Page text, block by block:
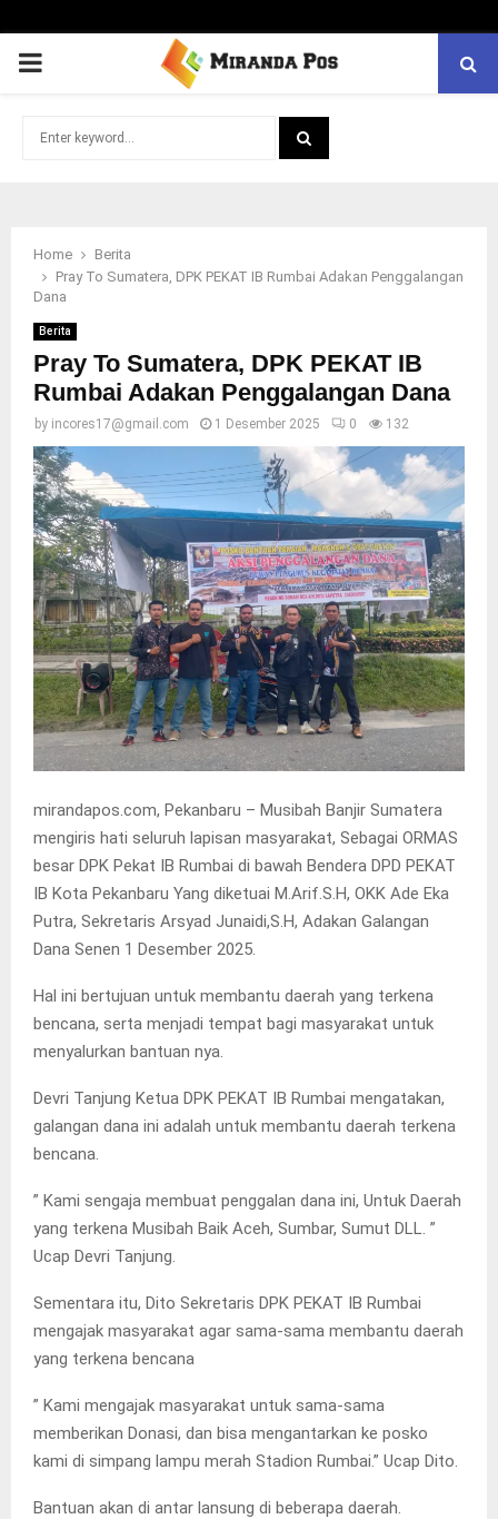
PRIMARY
Home
Berita
Pray To Sumatera, DPK PEKAT IB Rumbai Adakan Penggalangan
Dana
Berita
Pray To Sumatera, DPK PEKAT IB
Rumbai Adakan Penggalangan Dana
by incores17@gmail.com 1 Desember 2025 0 132
mirandapos.com, Pekanbaru – Musibah Banjir Sumatera
mengiris hati seluruh lapisan masyarakat, Sebagai ORMAS
besar DPK Pekat IB Rumbai di bawah Bendera DPD PEKAT
IB Kota Pekanbaru Yang diketuai M.Arif.S.H, OKK Ade Eka
Putra, Sekretaris Arsyad Junaidi,S.H, Adakan Galangan
Dana Senen 1 Desember 2025.
Hal ini bertujuan untuk membantu daerah yang terkena
bencana, serta menjadi tempat bagi masyarakat untuk
menyalurkan bantuan nya.
Devri Tanjung Ketua DPK PEKAT IB Rumbai mengatakan,
galangan dana ini adalah untuk membantu daerah terkena
bencana.
” Kami sengaja membuat penggalan dana ini, Untuk Daerah
yang terkena Musibah Baik Aceh, Sumbar, Sumut DLL. ”
Ucap Devri Tanjung.
Sementara itu, Dito Sekretaris DPK PEKAT IB Rumbai
mengajak masyarakat agar sama-sama membantu daerah
yang terkena bencana
” Kami mengajak masyarakat untuk sama-sama
memberikan Donasi, dan bisa mengantarkan ke posko
kami di simpang lampu merah Stadion Rumbai.” Ucap Dito.
Bantuan akan di antar lansung di beberapa daerah.